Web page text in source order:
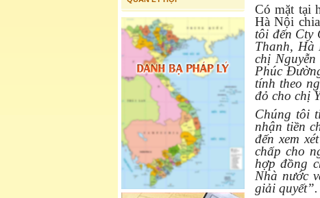
Có mặt tại
Hà Nội
tôi đến Cty
Thanh, Hà
chị
Phúc
tính theo
đỏ cho chị
Chúng tôi
nhận tiền
đến xem
chấp cho
hợp đồng
Nhà nước
giải quyết”.